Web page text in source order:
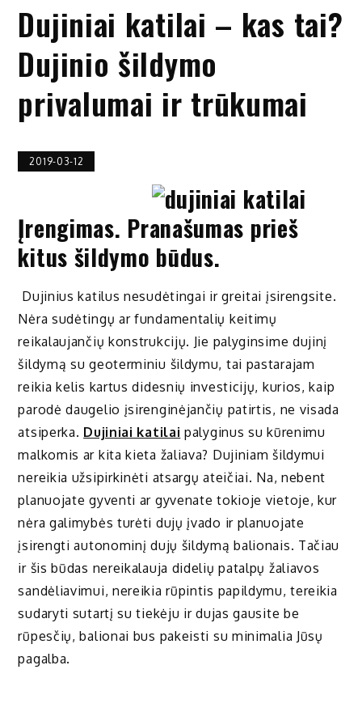
Dujiniai katilai – kas tai?
Dujinio šildymo
privalumai ir trūkumai
2019-03-12
Įrengimas. Pranašumas prieš
kitus šildymo būdus.
Dujinius katilus nesudėtingai ir greitai įsirengsite.
Nėra sudėtingų ar fundamentalių keitimų
reikalaujančių konstrukcijų. Jie palyginsime dujinį
šildymą su geoterminiu šildymu, tai pastarajam
reikia kelis kartus didesnių investicijų, kurios, kaip
parodė daugelio įsirenginėjančių patirtis, ne visada
atsiperka. Dujiniai katilai palyginus su kūrenimu
malkomis ar kita kieta žaliava? Dujiniam šildymui
nereikia užsipirkinėti atsargų ateičiai. Na, nebent
planuojate gyventi ar gyvenate tokioje vietoje, kur
nėra galimybės turėti dujų įvado ir planuojate
įsirengti autonominį dujų šildymą balionais. Tačiau
ir šis būdas nereikalauja didelių patalpų žaliavos
sandėliavimui, nereikia rūpintis papildymu, tereikia
sudaryti sutartį su tiekėju ir dujas gausite be
rūpesčių, balionai bus pakeisti su minimalia Jūsų
pagalba.